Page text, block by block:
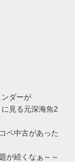
ダーが
見る元深海魚2
ペ中古があった
が続くなぁ～～